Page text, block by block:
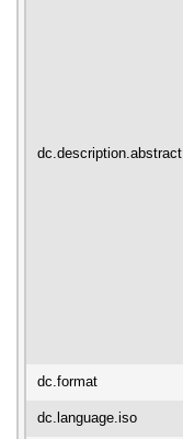
dc.description.abstract
dc.format
dc.language.iso